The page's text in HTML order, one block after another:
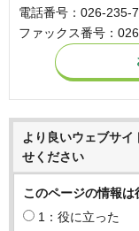
電話番号：026-235-
ファックス番号：
より良いウェブサ
せください
このページの情報は
1：役に立った